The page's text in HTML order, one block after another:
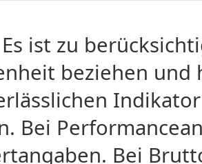
Es ist zu
beziehen
Bei
Bei